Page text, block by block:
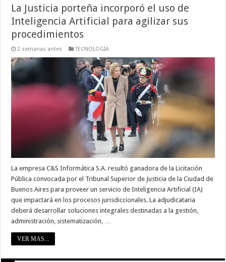
La Justicia porteña incorporó el uso de
Inteligencia Artificial para agilizar sus
procedimientos
2 semanas antes TECNOLOGIA
La empresa C&S Informática S.A. resultó ganadora de la Licitación
Pública convocada por el Tribunal Superior de Justicia de la Ciudad de
Buenos Aires para proveer un servicio de Inteligencia Artificial (IA)
que impactará en los procesos jurisdiccionales. La adjudicataria
deberá desarrollar soluciones integrales destinadas a la gestión,
administración, sistematización, …
VER MAS...